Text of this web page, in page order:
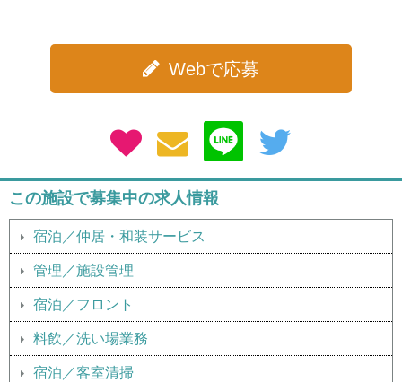
Webで応募
この施設で募集中の求人情報
宿泊／仲居・和装サービス
管理／施設管理
宿泊／フロント
料飲／洗い場業務
宿泊／客室清掃